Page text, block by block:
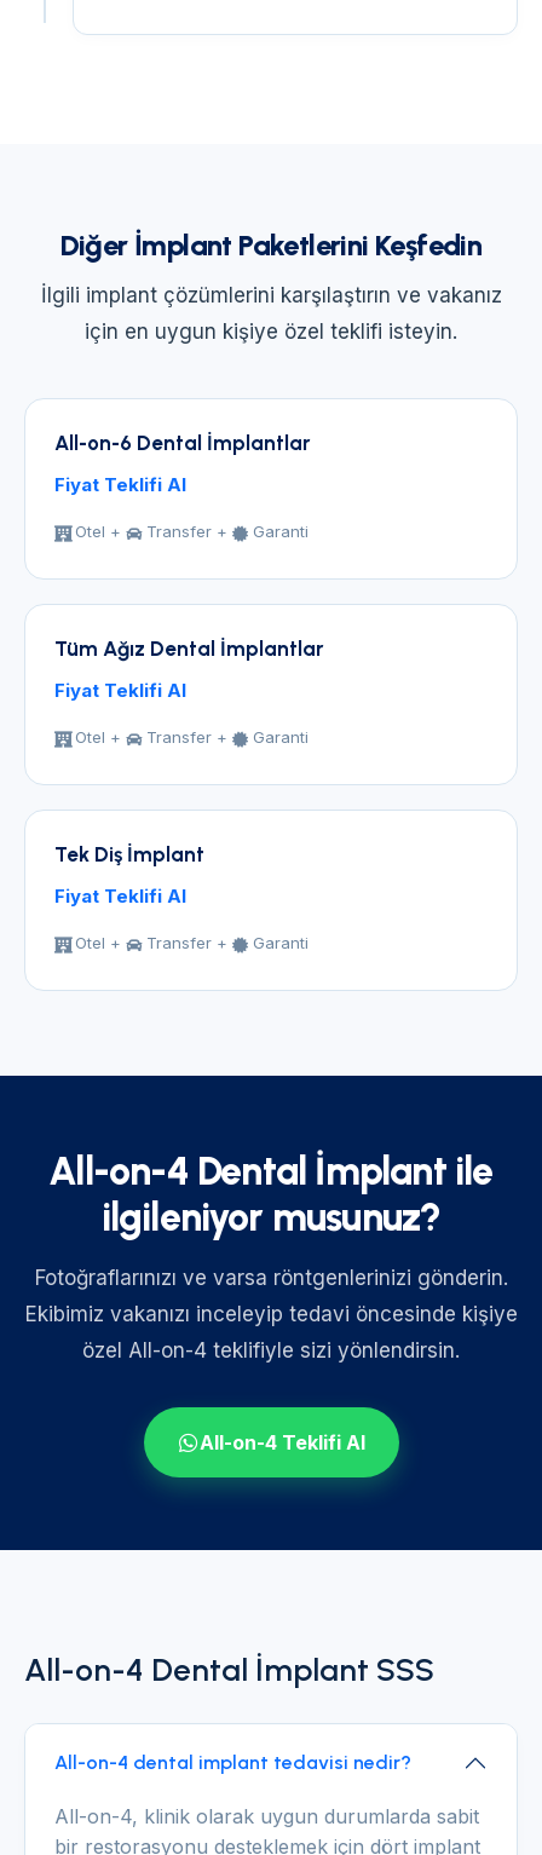
Diğer İmplant Paketlerini Keşfedin
İlgili implant çözümlerini karşılaştırın ve vakanız
için en uygun kişiye özel teklifi isteyin.
All-on-6 Dental İmplantlar
Fiyat Teklifi Al
Otel + Transfer + Garanti
Tüm Ağız Dental İmplantlar
Fiyat Teklifi Al
Otel + Transfer + Garanti
Tek Diş İmplant
Fiyat Teklifi Al
Otel + Transfer + Garanti
All-on-4 Dental İmplant ile
ilgileniyor musunuz?
Fotoğraflarınızı ve varsa röntgenlerinizi gönderin.
Ekibimiz vakanızı inceleyip tedavi öncesinde kişiye
özel All-on-4 teklifiyle sizi yönlendirsin.
All-on-4 Teklifi Al
All-on-4 Dental İmplant SSS
All-on-4 dental implant tedavisi nedir?
All-on-4, klinik olarak uygun durumlarda sabit
bir restorasyonu desteklemek için dört implant